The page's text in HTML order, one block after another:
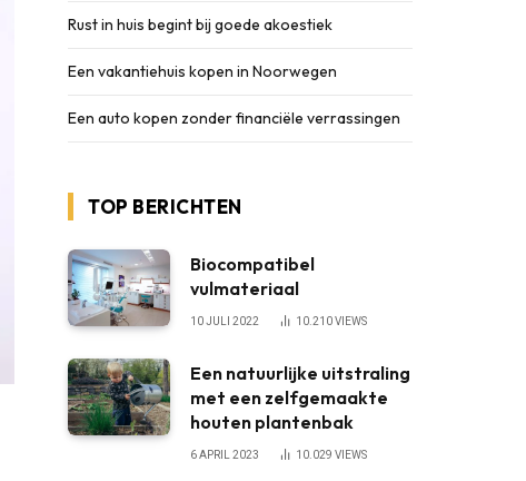
Rust in huis begint bij goede akoestiek
Een vakantiehuis kopen in Noorwegen
Een auto kopen zonder financiële verrassingen
TOP BERICHTEN
Biocompatibel
vulmateriaal
10 JULI 2022 10.210VIEWS
Een natuurlijke uitstraling
met een zelfgemaakte
houten plantenbak
6 APRIL 2023 10.029 VIEWS